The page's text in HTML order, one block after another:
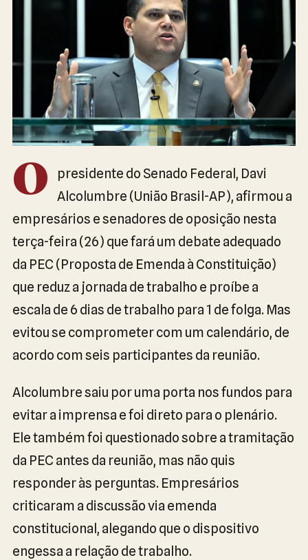
O
presidente do Senado Federal, Davi
Alcolumbre (União Brasil-AP), afirmou a
empresários e senadores de oposição nesta
terça-feira (26) que fará um debate adequado
da PEC (Proposta de Emenda à Constituição)
que reduz a jornada de trabalho e proíbe a
escala de 6 dias de trabalho para 1 de folga. Mas
evitou se comprometer com um calendário, de
acordo com seis participantes da reunião.
Alcolumbre saiu por uma porta nos fundos para
evitar a imprensa e foi direto para o plenário.
Ele também foi questionado sobre a tramitação
da PEC antes da reunião, mas não quis
responder às perguntas. Empresários
criticaram a discussão via emenda
constitucional, alegando que o dispositivo
engessa a relação de trabalho.